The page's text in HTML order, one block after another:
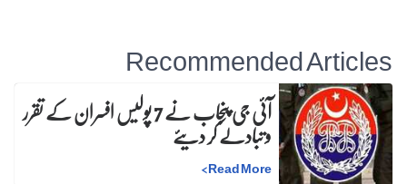
Recommended Articles
آئی جی پنجاب نے 7 پولیس افسران کے تقرر و تبادلے کر دیئے
Read More
>